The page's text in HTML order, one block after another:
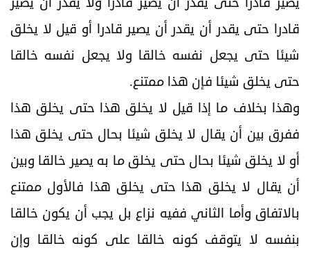
قادرا حتى يقدر أن يقدر أن يصير قادرا أو قيل لا يخلق
شيئا حتى يجعل نفسه خالقا ولا يجعل نفسه خالقا
حتى يخلق شيئا فإن هذا ممتنع.
وهذا بخلاف ما إذا قيل لا يخلق هذا حتى يخلق هذا
ففرق بين أن يقال لا يخلق شيئا بحال حتى يخلق هذا
أو لا يخلق شيئا بحال حتى يخلق ما به يصير خالقا وبين
أن يقال لا يخلق هذا حتى يخلق هذا فالأول ممتنع
بالاتفاق وأما الثاني ففيه نزاع بل يجب أن يكون خالقا
بنفسه لا يتوقف كونه خالقا على كونه خالقا وإن